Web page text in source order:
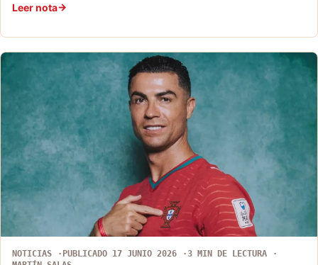
Leer nota
NOTICIAS PUBLICADO 17 JUNIO 2026
3 MIN DE LECTURA